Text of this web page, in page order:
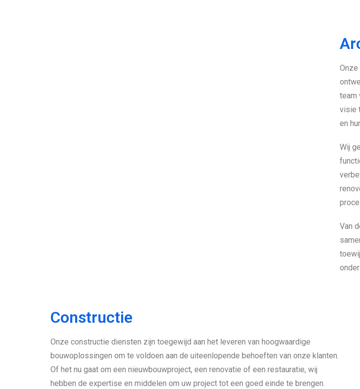
team
visie
en
Wij
Van
Constructie
Onze constructie diensten zijn toegewijd aan het leveren van hoogwaardige
bouwoplossingen om te voldoen aan de uiteenlopende behoeften van onze klanten.
Of het nu gaat om een nieuwbouwproject, een renovatie of een restauratie, wij
hebben de expertise en middelen om uw project tot een goed einde te brengen.